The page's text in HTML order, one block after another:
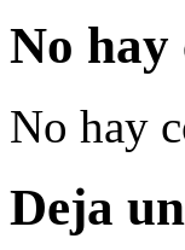
No hay
No hay
Deja